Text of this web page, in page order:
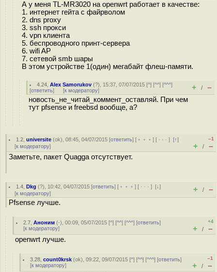
А у меня TL-MR3020 на openwrt работает в качестве:
1. интернет гейта с файрволом
2. dns proxy
3. ssh прокси
4. vpn клиента
5. беспроводного принт-сервера
6. wifi AP
7. сетевой smb шары
В этом устройстве 1(один) мегабайт флеш-памяти.
4.24 ,Alex Samorukov (?), 15:37, 07/07/2015 [^] [^^] [^^^]
[ответить] [к модератору] + / –
новость_не_читай_коммент_оставляй. При чем
тут pfsense и freebsd вообще, а?
1.2 ,universite (ok), 08:45, 04/07/2015 [ответить] [ ﹢﹢﹢] [ · · ·][↑]
[к модератору]
–1
+ / –
Заметьте, пакет Quagga отсутствует.
1.4 ,Dkg (?), 10:42, 04/07/2015 [ответить] [ ﹢﹢﹢] [ · · ·][↓]
[к модератору] + / –
Pfsense лучше.
2.7 ,Аноним (-), 00:09, 05/07/2015 [^] [^^] [^^^] [ответить]
[к модератору]
+4
+ / –
openwrt лучше.
3.28 ,count0krsk (ok), 09:22, 09/07/2015 [^] [^^] [^^^] [ответить]
[к модератору]
–1
+ / –